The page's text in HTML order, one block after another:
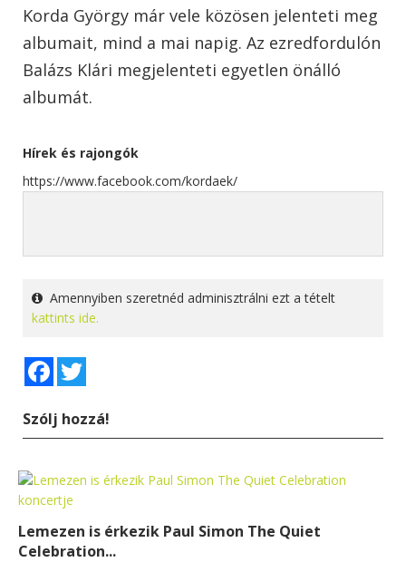
Korda György már vele közösen jelenteti meg
albumait, mind a mai napig. Az ezredfordulón
Balázs Klári megjelenteti egyetlen önálló
albumát.
Hírek és rajongók
https://www.facebook.com/kordaek/
Amennyiben szeretnéd adminisztrálni ezt a tételt
kattints ide.
Facebook
Szólj hozzá!
Lemezen is érkezik Paul Simon The Quiet
Celebration...